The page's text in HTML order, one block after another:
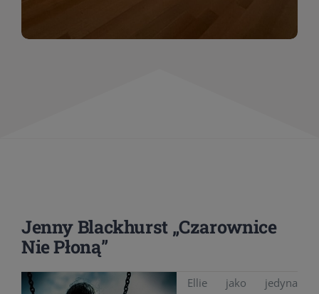
Jenny Blackhurst „Czarownice
Nie Płoną”
Ellie jako jedyna